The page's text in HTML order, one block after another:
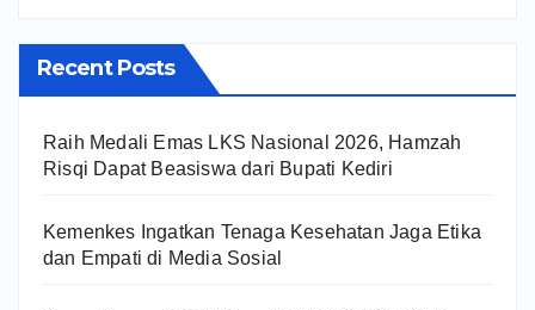
Recent Posts
Raih Medali Emas LKS Nasional 2026, Hamzah
Risqi Dapat Beasiswa dari Bupati Kediri
Kemenkes Ingatkan Tenaga Kesehatan Jaga Etika
dan Empati di Media Sosial